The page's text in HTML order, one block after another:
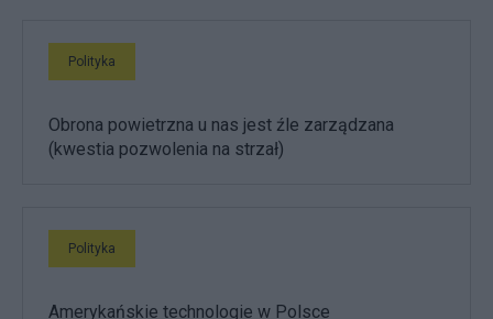
Polityka
Obrona powietrzna u nas jest źle zarządzana
(kwestia pozwolenia na strzał)
Polityka
Amerykańskie technologie w Polsce